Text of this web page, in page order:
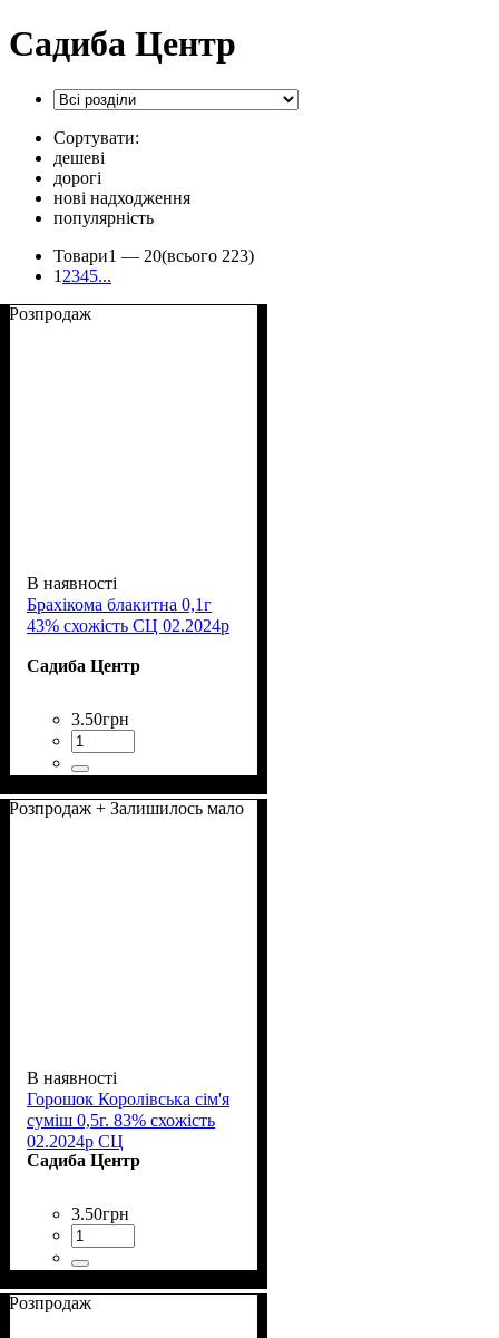
Садиба Центр
Сортувати:
дешеві
дорогі
нові надходження
популярність
Товари1 — 20(всього 223)
1 2345...
Розпродаж
В наявності
Брахікома блакитна 0,1г
43% схожість СЦ 02.2024р
Садиба Центр
3.50грн
Розпродаж + Залишилось мало
В наявності
Горошок Королівська сім'я
суміш 0,5г. 83% схожість
02.2024р СЦ
Садиба Центр
3.50грн
Розпродаж